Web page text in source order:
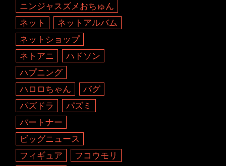
ニンジャスズメおちゅん
ネット
ネットアルバム
ネットショップ
ネトアニ
ハドソン
ハプニング
ハロロちゃん
バグ
パズドラ
パズミ
パートナー
ビッグニュース
フィギュア
フコウモリ